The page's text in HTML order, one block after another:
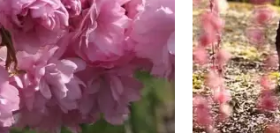
рослина
барвінок